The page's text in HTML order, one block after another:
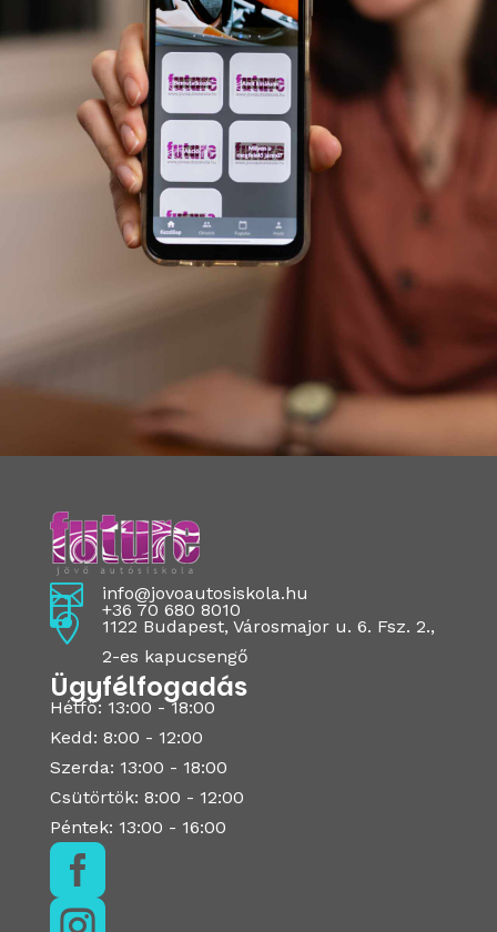
 info@jovoautosiskola.hu
 +36 70 680 8010

1122 Budapest, Városmajor u. 6. Fsz. 2.,
2-es kapucsengő
Ügyfélfogadás
Hétfő: 13:00 - 18:00
Kedd: 8:00 - 12:00
Szerda: 13:00 - 18:00
Csütörtök: 8:00 - 12:00
Péntek: 13:00 - 16:00
